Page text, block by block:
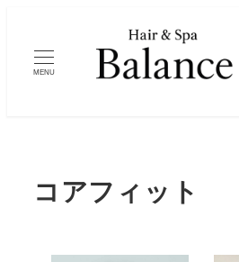
MENU
コアフィット